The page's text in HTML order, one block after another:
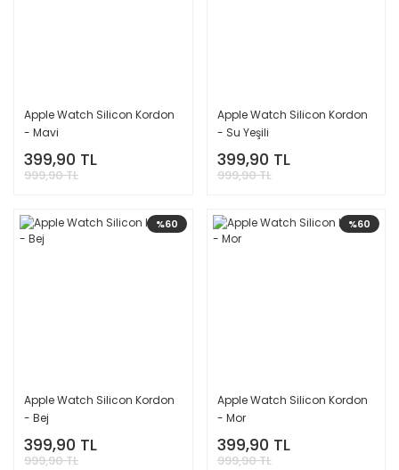
Apple Watch Silicon Kordon
- Mavi
399,90 TL
999,90 TL
Apple Watch Silicon Kordon
- Su Yeşili
399,90 TL
999,90 TL
%60
Apple Watch Silicon Kordon
- Bej
399,90 TL
999,90 TL
%60
Apple Watch Silicon Kordon
- Mor
399,90 TL
999,90 TL